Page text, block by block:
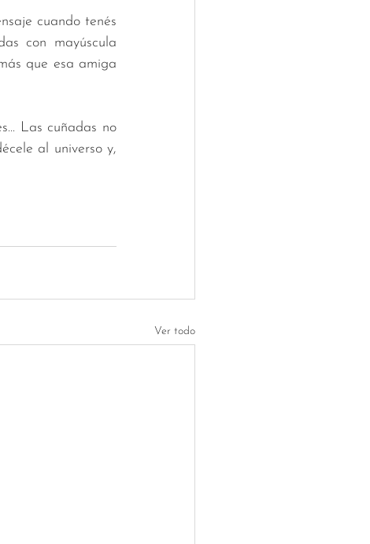
cuando tenés
con mayúscula
que esa amiga
Las cuñadas no
al universo y,
Ver todo